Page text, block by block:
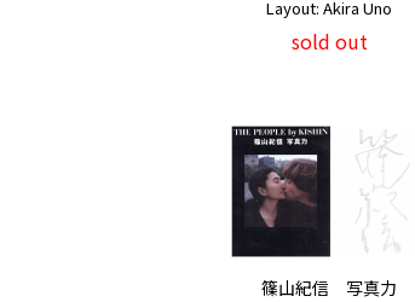
Layout: Akira Uno
sold out
篠山紀信 写真力